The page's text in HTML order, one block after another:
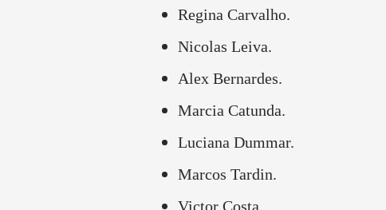
Regina Carvalho.
Nicolas Leiva.
Alex Bernardes.
Marcia Catunda.
Luciana Dummar.
Marcos Tardin.
Victor Costa.